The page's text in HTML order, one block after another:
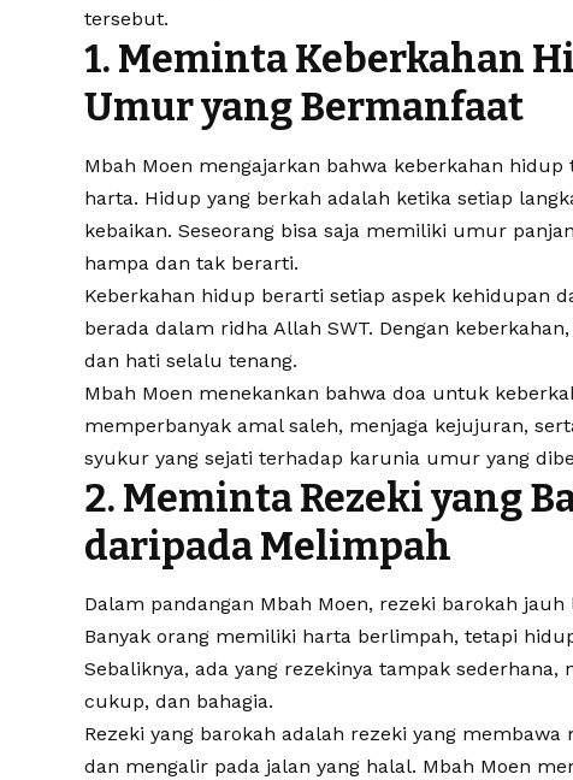
tersebut.
1. Meminta Keberkahan
Umur yang Bermanfaat
Mbah Moen mengajarkan bahwa keberkahan
harta. Hidup yang berkah adalah ketika setiap
kebaikan. Seseorang bisa saja memiliki umur
hampa dan tak berarti.
Keberkahan hidup berarti setiap aspek kehidupan
berada dalam ridha Allah SWT. Dengan
dan hati selalu tenang.
Mbah Moen menekankan bahwa doa untuk
memperbanyak amal saleh, menjaga kejujuran,
syukur yang sejati terhadap karunia umur yang
2. Meminta Rezeki yang
daripada Melimpah
Dalam pandangan Mbah Moen, rezeki barokah
Banyak orang memiliki harta berlimpah, tetapi
Sebaliknya, ada yang rezekinya tampak
cukup, dan bahagia.
Rezeki yang barokah adalah rezeki yang
dan mengalir pada jalan yang halal. Mbah Moen